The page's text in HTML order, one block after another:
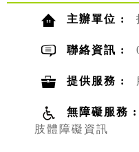
主辦單位 :
聯絡資訊 :
提供服務 :
無障礙服務 :
肢體障礙資訊